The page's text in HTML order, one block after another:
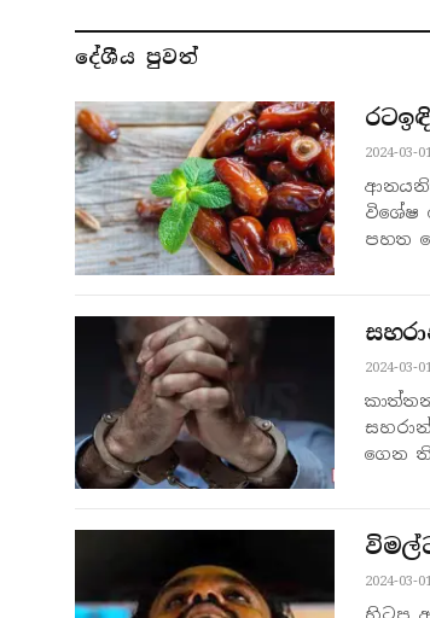
දේශීය පුව​ත්
2024-03-01
විශේෂ
පහත
2024-03-01
ගෙන
2024-03-01